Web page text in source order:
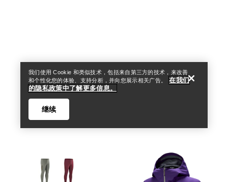
我们使用 Cookie 和类似技术，包括来自第三方的技术，来改善
和个性化您的体验、支持分析，并向您展示相关广告。
在我们
的隐私政策中了解更多信息。
继续